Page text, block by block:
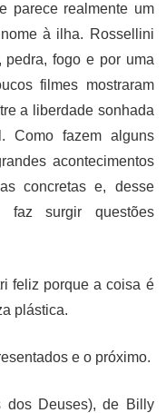
parece realmente um
à ilha. Rossellini
pedra, fogo e por uma
filmes mostraram
a liberdade sonhada
Como fazem alguns
acontecimentos
concretas e, desse
faz surgir questões
feliz porque a coisa é
plástica.
e o próximo.
dos Deuses), de Billy